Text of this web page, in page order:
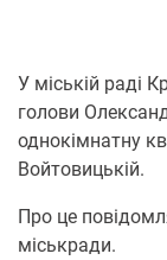
У міській раді
голови
однокімнатну
Войтовицькій.
Про це
міськради.